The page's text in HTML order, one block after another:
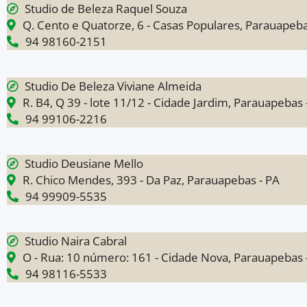
Studio de Beleza Raquel Souza
Q. Cento e Quatorze, 6 - Casas Populares,
94 98160-2151
Studio De Beleza Viviane Almeida
R. B4, Q 39 - lote 11/12 - Cidade Jardim, Parauapebas
94 99106-2216
Studio Deusiane Mello
R. Chico Mendes, 393 - Da Paz, Parauapebas - PA
94 99909-5535
Studio Naira Cabral
O - Rua: 10 número: 161 - Cidade Nova, Parauapebas
94 98116-5533